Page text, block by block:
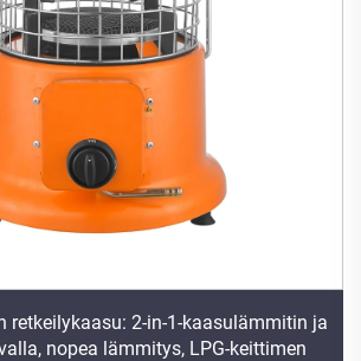
retkeilykaasu: 2-in-1-kaasulämmitin ja
nopea lämmitys, LPG-keittimen